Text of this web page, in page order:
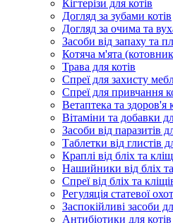
Кігтерізи для котів
Догляд за зубами котів
Догляд за очима та
Засоби від запаху та
Котяча м'ята
Трава для котів
Спреї для захисту
Спреї для привчання
Ветаптека та здоров'я
Вітаміни та добавки
Засоби від паразитів
Таблетки від глистів
Краплі від бліх та
Нашийники від бліх та
Спреї від бліх та
Регуляція статевої
Заспокійливі засоби
Антибіотики для котів